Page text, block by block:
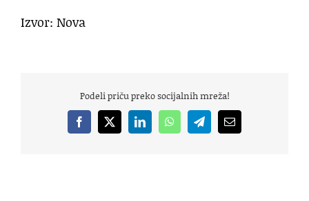
Izvor: Nova
Podeli priču preko socijalnih mreža!
Facebook
X LinkedInWhatsAppTelegramEmail